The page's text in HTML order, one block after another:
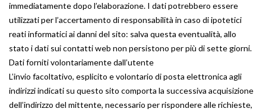
immediatamente dopo l’elaborazione. I dati potrebbero essere
utilizzati per l’accertamento di responsabilità in caso di ipotetici
reati informatici ai danni del sito: salva questa eventualità, allo
stato i dati sui contatti web non persistono per più di sette giorni.
Dati forniti volontariamente dall’utente
L’invio facoltativo, esplicito e volontario di posta elettronica agli
indirizzi indicati su questo sito comporta la successiva acquisizione
dell’indirizzo del mittente, necessario per rispondere alle richieste,